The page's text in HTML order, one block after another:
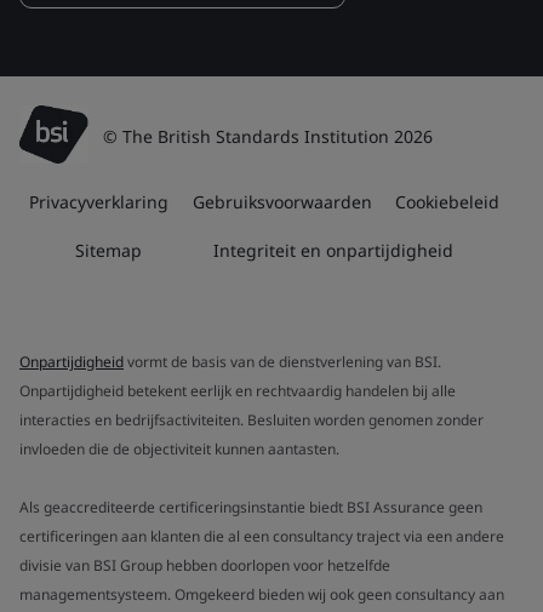
© The British Standards Institution 2026
Privacyverklaring Gebruiksvoorwaarden Cookiebeleid
Sitemap Integriteit en onpartijdigheid
Onpartijdigheidvormt de basis van de dienstverlening van BSI.
Onpartijdigheid betekent eerlijk en rechtvaardig handelen bij alle
interacties en bedrijfsactiviteiten. Besluiten worden genomen zonder
invloeden die de objectiviteit kunnen aantasten.
Als geaccrediteerde certificeringsinstantie biedt BSI Assurance geen
certificeringen aan klanten die al een consultancy traject via een andere
divisie van BSI Group hebben doorlopen voor hetzelfde
managementsysteem. Omgekeerd bieden wij ook geen consultancy aan